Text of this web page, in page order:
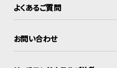
よくあるご質問
お問い合わせ